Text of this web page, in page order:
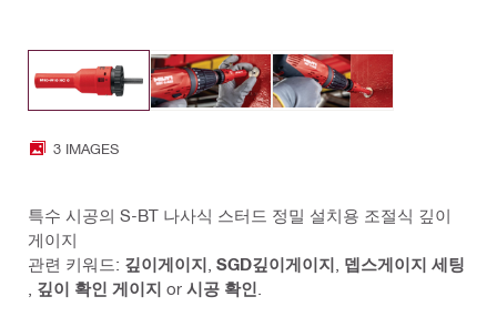
3 IMAGES
특수 시공의 S-BT 나사식 스터드 정밀 설치용 조절식 깊이
게이지
관련 키워드: 깊이게이지 SGD깊이게이지
뎁스게이지 세팅
깊이 확인 게이지 or 시공 확인